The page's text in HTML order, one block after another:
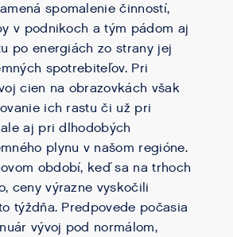
spomalenie činností,
v podnikoch a tým pádom aj
po energiách zo strany jej
spotrebiteľov. Pri
cien na obrazovkách však
ich rastu či už pri
aj pri dlhodobých
plynu v našom regióne.
období, keď sa na trhoch
ceny výrazne vyskočili
týždňa. Predpovede počasia
vývoj pod normálom,